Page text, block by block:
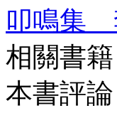
叩鳴集
相關書籍
本書評論